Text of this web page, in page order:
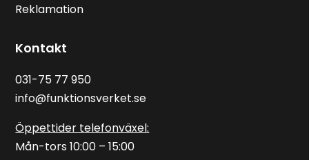
Reklamation
Kontakt
031-75 77 950
info@funktionsverket.se
Öppettider telefonväxel:
Mån-tors 10:00 – 15:00